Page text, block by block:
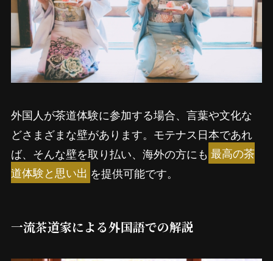
外国人が茶道体験に参加する場合、言葉や文化な
どさまざまな壁があります。モテナス日本であれ
ば、そんな壁を取り払い、海外の方にも 最高の茶
道体験と思い出 を提供可能です。
一流茶道家による外国語での解説